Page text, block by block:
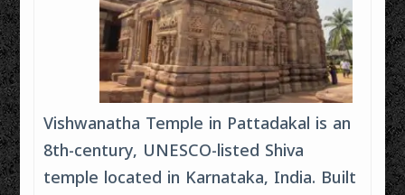
Vishwanatha Temple in Pattadakal is an
8th-century, UNESCO-listed Shiva
temple located in Karnataka, India. Built